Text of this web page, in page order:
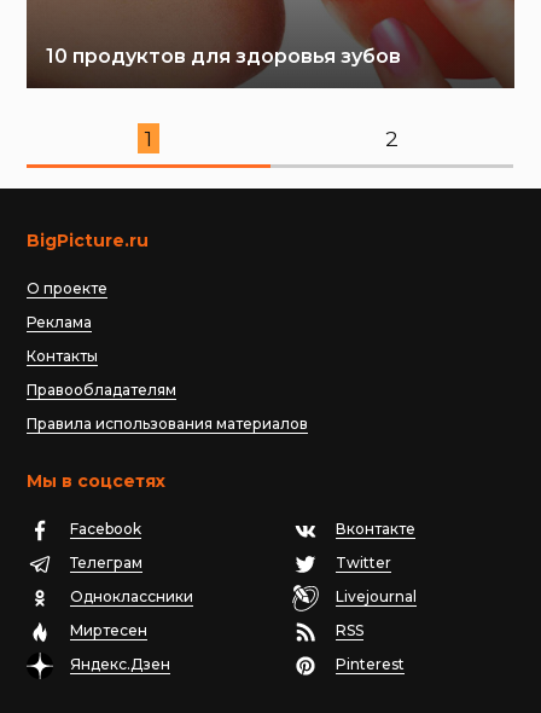
10 продуктов для здоровья зубов
1 2
BigPicture.ru
О проекте
Реклама
Контакты
Правообладателям
Правила использования материалов
Мы в соцсетях
Facebook
Вконтакте
Телеграм
Twitter
Одноклассники
Livejournal
Миртесен
RSS
Яндекс.Дзен
Pinterest